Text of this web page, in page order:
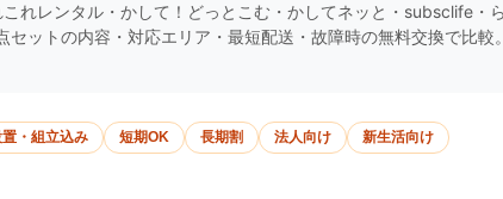
れレンタル・かして！どっとこむ・かしてネッと・subsclife・
セットの内容・対応エリア・最短配送・故障時の無料交換で比較
・組立込み 短期OK 長期割 法人向け 新生活向け